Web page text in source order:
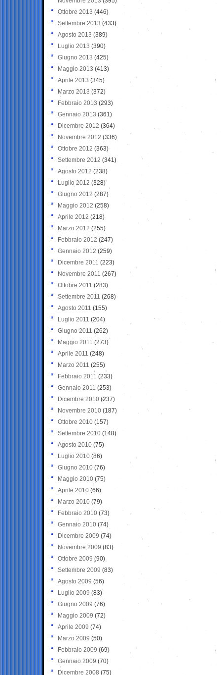
Ottobre 2013 (446)
Settembre 2013 (433)
Agosto 2013 (389)
Luglio 2013 (390)
Giugno 2013 (425)
Maggio 2013 (413)
Aprile 2013 (345)
Marzo 2013 (372)
Febbraio 2013 (293)
Gennaio 2013 (361)
Dicembre 2012 (364)
Novembre 2012 (336)
Ottobre 2012 (363)
Settembre 2012 (341)
Agosto 2012 (238)
Luglio 2012 (328)
Giugno 2012 (287)
Maggio 2012 (258)
Aprile 2012 (218)
Marzo 2012 (255)
Febbraio 2012 (247)
Gennaio 2012 (259)
Dicembre 2011 (223)
Novembre 2011 (267)
Ottobre 2011 (283)
Settembre 2011 (268)
Agosto 2011 (155)
Luglio 2011 (204)
Giugno 2011 (262)
Maggio 2011 (273)
Aprile 2011 (248)
Marzo 2011 (255)
Febbraio 2011 (233)
Gennaio 2011 (253)
Dicembre 2010 (237)
Novembre 2010 (187)
Ottobre 2010 (157)
Settembre 2010 (148)
Agosto 2010 (75)
Luglio 2010 (86)
Giugno 2010 (76)
Maggio 2010 (75)
Aprile 2010 (66)
Marzo 2010 (79)
Febbraio 2010 (73)
Gennaio 2010 (74)
Dicembre 2009 (74)
Novembre 2009 (83)
Ottobre 2009 (90)
Settembre 2009 (83)
Agosto 2009 (56)
Luglio 2009 (83)
Giugno 2009 (76)
Maggio 2009 (72)
Aprile 2009 (74)
Marzo 2009 (50)
Febbraio 2009 (69)
Gennaio 2009 (70)
Dicembre 2008 (75)